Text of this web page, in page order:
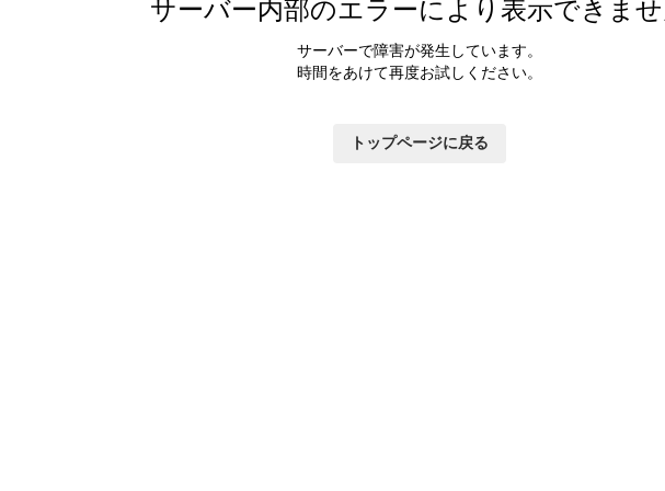
サーバー内部のエラーにより表示できま
サーバーで障害が発生しています。
時間をあけて再度お試しください。
トップページに戻る